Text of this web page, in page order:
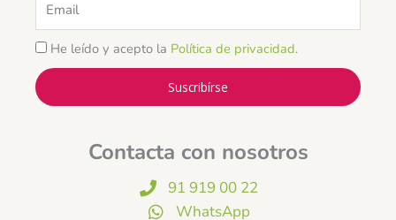
He leído y acepto la Política de privacidad.
Suscribírse
Contacta con nosotros
91 919 00 22
WhatsApp